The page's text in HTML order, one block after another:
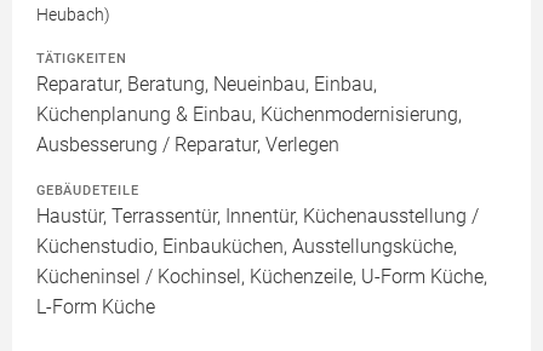
Heubach)
TÄTIGKEITEN
Reparatur, Beratung, Neueinbau, Einbau,
Küchenplanung & Einbau, Küchenmodernisierung,
Ausbesserung / Reparatur, Verlegen
GEBÄUDETEILE
Haustür, Terrassentür, Innentür, Küchenausstellung /
Küchenstudio, Einbauküchen, Ausstellungsküche,
Kücheninsel / Kochinsel, Küchenzeile, U-Form Küche,
L-Form Küche